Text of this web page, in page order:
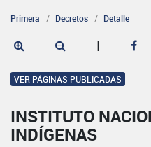
Primera Decretos Detalle
|
VER PÁGINAS PUBLICADAS
INSTITUTO
INDÍGENAS